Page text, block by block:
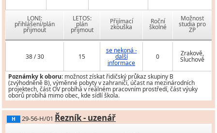
LONI:
přihlášení/plán
přijmout
LETOS:
plán
přijmout
Přijímací
zkouška
Roční
školné
Možnost
studia pro
ZP
38 / 30 15
se nekoná -
další
informace
0 Zrakově,
Sluchově
Poznámky k oboru: možnost získat řidičský průkaz skupiny B
(zvýhodněně B), výměnné pobyty v zahraničí, účast na mezinárodních
projektech, část OV probíhá v reálném pracovním prostředí, část výuky
oborů probíhá mimo obec, kde sídlí škola.
H 29-56-H/01 Řezník - uzenář